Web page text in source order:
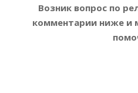
Возник вопрос по
комментарии ниже и